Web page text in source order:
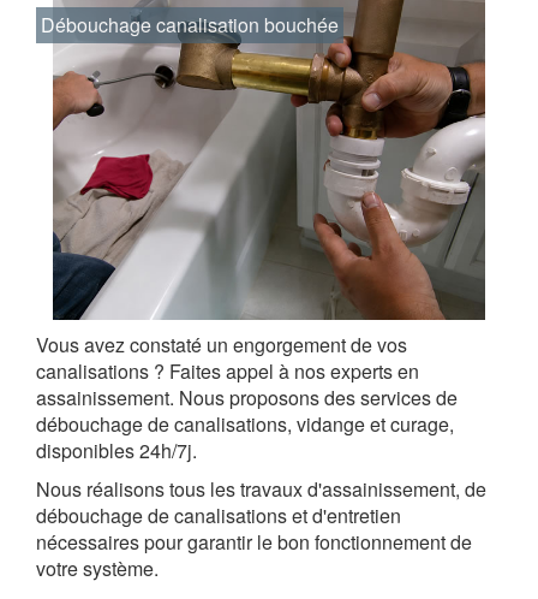
Débouchage canalisation bouchée
Vous avez constaté un engorgement de vos
canalisations ? Faites appel à nos experts en
assainissement. Nous proposons des services de
débouchage de canalisations, vidange et curage,
disponibles 24h/7j.
Nous réalisons tous les travaux d'assainissement, de
débouchage de canalisations et d'entretien
nécessaires pour garantir le bon fonctionnement de
votre système.